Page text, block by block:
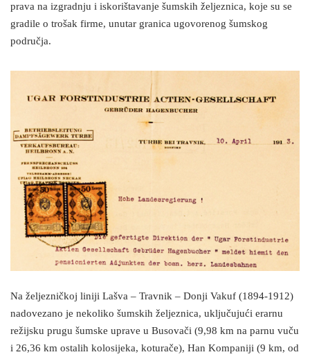
prava na izgradnju i iskorištavanje šumskih željeznica, koje su se
gradile o trošak firme, unutar granica ugovorenog šumskog
područja.
Na željezničkoj liniji Lašva – Travnik – Donji Vakuf (1894-1912)
nadovezano je nekoliko šumskih željeznica, uključujući erarnu
režijsku prugu šumske uprave u Busovači (9,98 km na parnu vuču
i 26,36 km ostalih kolosijeka, koturače), Han Kompaniji (9 km, od